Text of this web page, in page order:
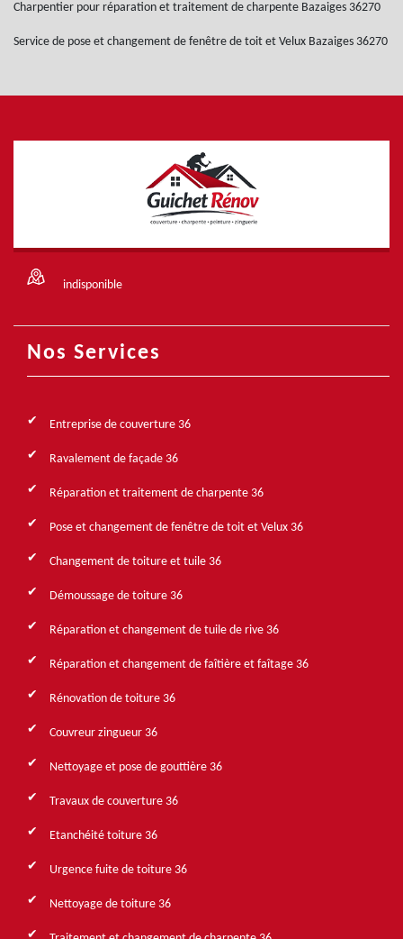
Charpentier pour réparation et traitement de charpente Bazaiges 36270
Service de pose et changement de fenêtre de toit et Velux Bazaiges 36270
indisponible
Nos Services
Entreprise de couverture 36
Ravalement de façade 36
Réparation et traitement de charpente 36
Pose et changement de fenêtre de toit et Velux 36
Changement de toiture et tuile 36
Démoussage de toiture 36
Réparation et changement de tuile de rive 36
Réparation et changement de faîtière et faîtage 36
Rénovation de toiture 36
Couvreur zingueur 36
Nettoyage et pose de gouttière 36
Travaux de couverture 36
Etanchéité toiture 36
Urgence fuite de toiture 36
Nettoyage de toiture 36